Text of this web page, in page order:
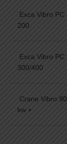
Exca Vibro PC
200
Exca Vibro PC
300/400
Crane Vibro 90
kw +